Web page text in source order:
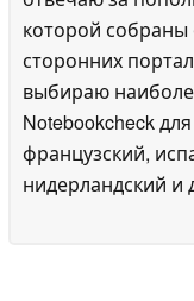
которой
сторонних
выбираю
Notebookcheck
французский,
нидерландский и